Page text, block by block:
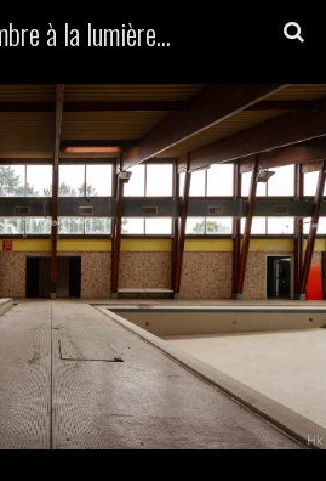
à la lumière...